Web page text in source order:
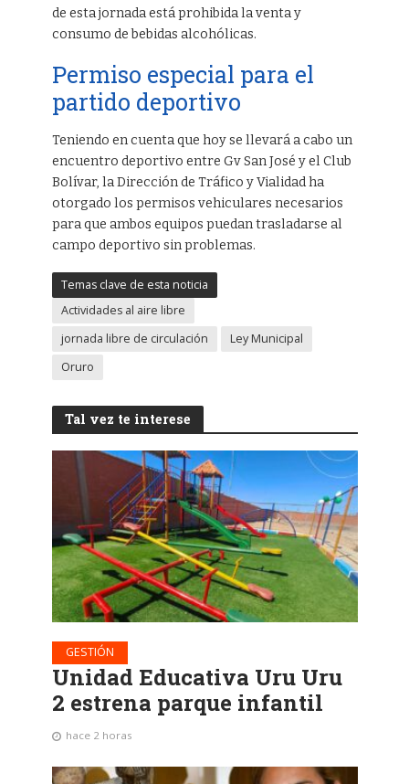
de esta jornada está prohibida la venta y
consumo de bebidas alcohólicas.
Permiso especial para el
partido deportivo
Teniendo en cuenta que hoy se llevará a cabo un
encuentro deportivo entre Gv San José y el Club
Bolívar, la Dirección de Tráfico y Vialidad ha
otorgado los permisos vehiculares necesarios
para que ambos equipos puedan trasladarse al
campo deportivo sin problemas.
Temas clave de esta noticia
Actividades al aire libre
jornada libre de circulación
Ley Municipal
Oruro
Tal vez te interese
GESTIÓN
Unidad Educativa Uru Uru
2 estrena parque infantil
hace 2 horas